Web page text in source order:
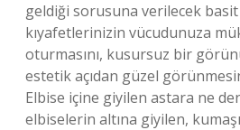
geldiği sorusuna verilecek
kıyafetlerinizin vücudunuza
oturmasını, kusursuz bir
estetik açıdan güzel
Elbise içine giyilen astara ne
elbiselerin altına giyilen,